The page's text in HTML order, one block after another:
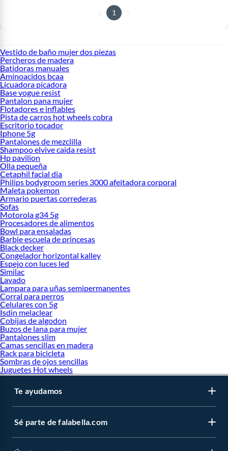
1
Vestido de baño mujer dos piezas
Percheros de madera
Batidoras manuales
Aminoacidos bcaa
Licuadora picadora
Base vogue resist
Pantalon pana mujer
Flotadores e inflables
Pista de carros hot wheels cobra
Escritorio tocador
Iphone 5g
Pantalones de mezclilla
Shampoo elvive caida resist
Hp pavilion
Olla pequeña
Cetaphil facial dia
Philips bodygroom series 3000 afeitadora corporal
Maleta pokemon
Armario puertas correderas
Sofas
Motorola g34 5g
Procesadores de alimentos
Bowl para ensaladas
Barbie escuela de princesas
Black decker
Congelador horizontal kalley
Espejo con luces led
Similac
Lavado
Lampara para uñas semipermanentes
Corral para perros
Celulares con 5g
Isdin melaclear
Cobijas de algodon
Buzos de lana para mujer
Pantalones slim
Camas sencillas en madera
Rack para bicicleta
Sombras de ojos sencillas
Juguetes Hot wheels
Te ayudamos
Sé parte de falabella.com